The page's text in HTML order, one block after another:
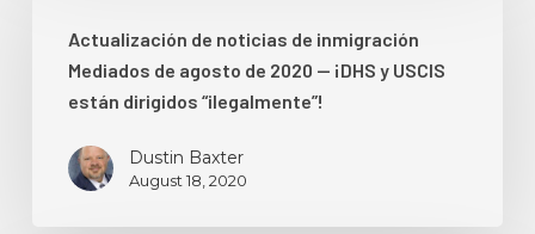
agosto
Actualización de noticias de inmigración
Mediados de agosto de 2020 — ¡DHS y USCIS
están dirigidos “ilegalmente”!
Dustin Baxter
August 18, 2020